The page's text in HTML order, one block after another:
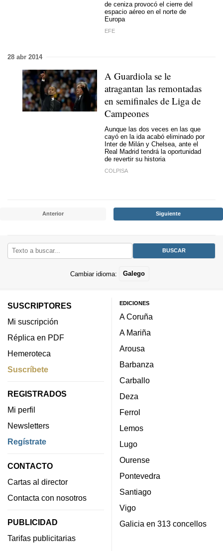
de ceniza provocó el cierre del
espacio aéreo en el norte de
Europa
EFE
28 abr 2014
A Guardiola se le
atragantan las remontadas
en semifinales de Liga de
Campeones
Aunque las dos veces en las que
cayó en la ida acabó eliminado por
Inter de Milán y Chelsea, ante el
Real Madrid tendrá la oportunidad
de revertir su historia
COLPISA
Anterior Siguiente
Cambiar idioma: Galego
SUSCRIPTORES
Mi suscripción
Réplica en PDF
Hemeroteca
Suscríbete
REGISTRADOS
Mi perfil
Newsletters
Regístrate
CONTACTO
Cartas al director
Contacta con nosotros
PUBLICIDAD
Tarifas publicitarias
EDICIONES
A Coruña
A Mariña
Arousa
Barbanza
Carballo
Deza
Ferrol
Lemos
Lugo
Ourense
Pontevedra
Santiago
Vigo
Galicia en 313 concellos